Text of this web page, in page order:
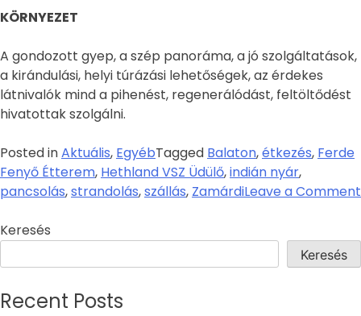
KÖRNYEZET
A gondozott gyep, a szép panoráma, a jó szolgáltatások,
a kirándulási, helyi túrázási lehetőségek, az érdekes
látnivalók mind a pihenést, regenerálódást, feltöltődést
hivatottak szolgálni.
Posted inAktuális, EgyébTagged Balaton,étkezés, Ferde
Fenyő Étterem, Hethland VSZ Üdülő,indián nyár,
pancsolás,strandolás,szállás, ZamárdiLeave a Comment
Keresés
Keresés
Recent Posts